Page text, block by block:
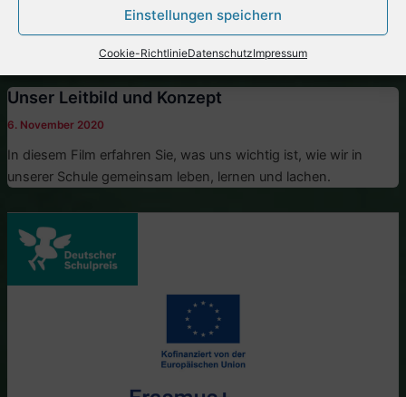
Einstellungen speichern
Cookie-RichtlinieDatenschutzImpressum
Nach dem Schulvormittag beginnt für die Kinder der offene
Ganztagsbereich. Hier können Sie einen Blick in das bunte
Treiben am Nachmittag werfen.
Unser Leitbild und Konzept
6. November 2020
In diesem Film erfahren Sie, was uns wichtig ist, wie wir in
unserer Schule gemeinsam leben, lernen und lachen.